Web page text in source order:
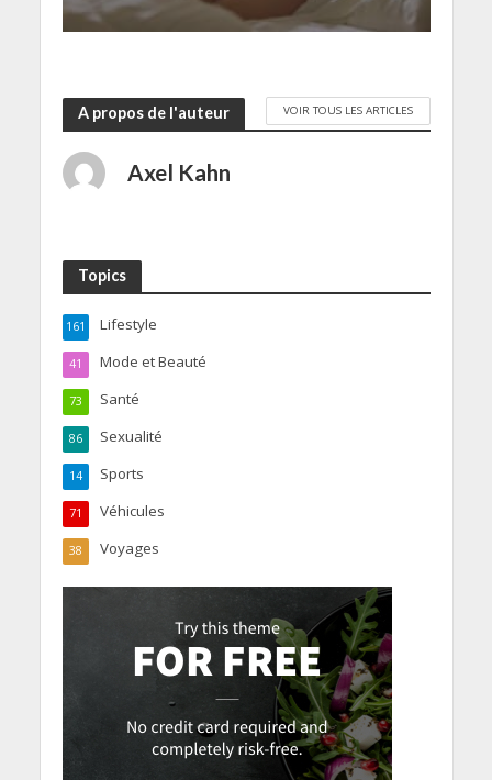
A propos de l'auteur VOIR TOUS LES ARTICLES
Axel Kahn
Topics
Lifestyle
161
Mode et Beauté
41
Santé
73
Sexualité
86
Sports
14
Véhicules
71
Voyages
38